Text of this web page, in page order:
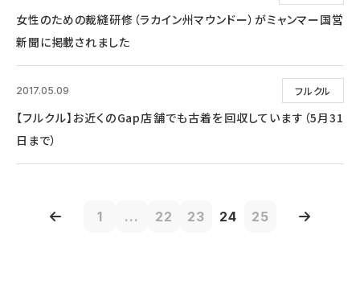
女性のための裁縫研修（ラカイン州マウンドー）がミャンマー国営
新聞に掲載されました
フルクル
2017.05.09
【フルクル】お近くのGap店舗でも古着を回収しています（5月31
日まで）
1 ... 22 23 24 25